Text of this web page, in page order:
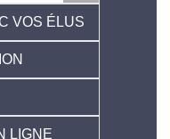
VOS ÉLUS
LIGNE